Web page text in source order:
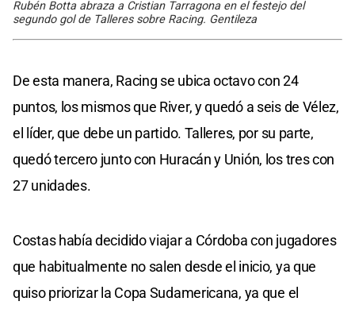
Rubén Botta abraza a Cristian Tarragona en el festejo del
segundo gol de Talleres sobre Racing. Gentileza
De esta manera, Racing se ubica octavo con 24
puntos, los mismos que River, y quedó a seis de Vélez,
el líder, que debe un partido. Talleres, por su parte,
quedó tercero junto con Huracán y Unión, los tres con
27 unidades.
Costas había decidido viajar a Córdoba con jugadores
que habitualmente no salen desde el inicio, ya que
quiso priorizar la Copa Sudamericana, ya que el